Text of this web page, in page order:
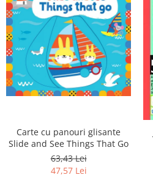
Carte cu panouri glisante
Slide and See Things That Go
63,43 Lei
47,57 Lei